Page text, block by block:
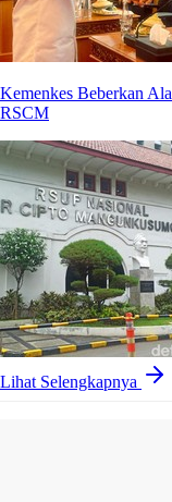
Kemenkes Beberkan
RSCM
Lihat Selengkapnya